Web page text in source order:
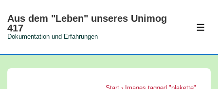
Zum
Inhalt
Aus dem "Leben" unseres Unimog
417
Dokumentation und Erfahrungen